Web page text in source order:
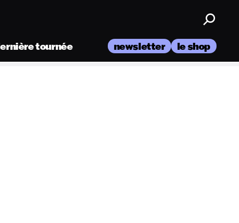
tournée newsletter le shop